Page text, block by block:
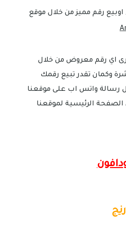
رقم مميز من خلال موقع
اي رقم معروض من خلال
وكمان تقدر تبيع رقمك
رسالة واتس اب على موقعنا
الرئيسية لموقعنا